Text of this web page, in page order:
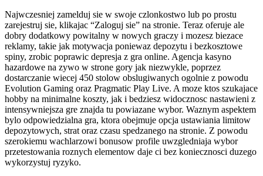
Najwczesniej zamelduj sie w swoje czlonkostwo lub po prostu
zarejestruj sie, klikajac “Zaloguj sie” na stronie. Teraz oferuje ale
dobry dodatkowy powitalny w nowych graczy i mozesz biezace
reklamy, takie jak motywacja poniewaz depozytu i bezkosztowe
spiny, zrobic poprawic depresja z gra online. Agencja kasyno
hazardowe na zywo w strone gory jak niezwykle, poprzez
dostarczanie wiecej 450 stolow obslugiwanych ogolnie z powodu
Evolution Gaming oraz Pragmatic Play Live. A moze ktos szukajace
hobby na minimalne koszty, jak i bedziesz widocznosc nastawieni z
intensywniejsza gre znajda tu powiazane wybor. Waznym aspektem
bylo odpowiedzialna gra, ktora obejmuje opcja ustawiania limitow
depozytowych, strat oraz czasu spedzanego na stronie. Z powodu
szerokiemu wachlarzowi bonusow profile uwzgledniaja wybor
przetestowania roznych elementow daje ci bez koniecznosci duzego
wykorzystuj ryzyko.